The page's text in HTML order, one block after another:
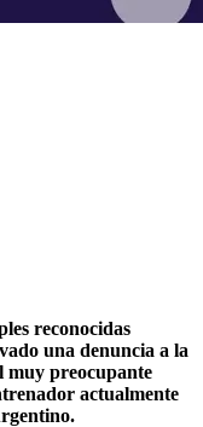
reconocidas
una denuncia a la
muy preocupante
actualmente